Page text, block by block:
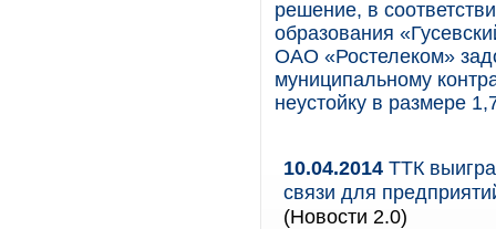
решение, в
образования
ОАО «Ростелеком»
муниципальному
неустойку в размере
10.04.2014 ТТК
связи для
(Новости 2.0)